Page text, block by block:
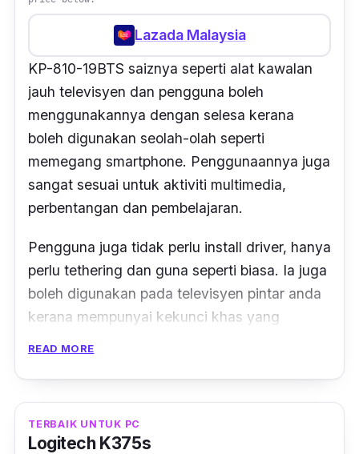
Lazada Malaysia
KP-810-19BTS saiznya seperti alat kawalan
jauh televisyen dan pengguna boleh
menggunakannya dengan selesa kerana
boleh digunakan seolah-olah seperti
memegang smartphone. Penggunaannya juga
sangat sesuai untuk aktiviti multimedia,
perbentangan dan pembelajaran.
Pengguna juga tidak perlu install driver, hanya
perlu tethering dan guna seperti biasa. Ia juga
boleh digunakan pada televisyen pintar anda
kerana mempunyai kekunci khas yang
READ MORE
TERBAIK UNTUK PC
Logitech K375s